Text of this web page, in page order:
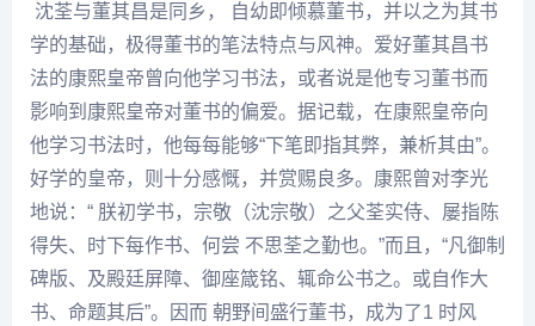
沈荃与董其昌是同乡， 自幼即倾慕董书，并以之为其书
学的基础，极得董书的笔法特点与风神。爱好董其昌书
法的康熙皇帝曾向他学习书法，或者说是他专习董书而
影响到康熙皇帝对董书的偏爱。据记载，在康熙皇帝向
他学习书法时，他每每能够“下笔即指其弊，兼析其由”。
好学的皇帝，则十分感慨，并赏赐良多。康熙曾对李光
地说：“ 朕初学书，宗敬（沈宗敬）之父荃实侍、屡指陈
得失、时下每作书、何尝 不思荃之勤也。”而且，“凡御制
碑版、及殿廷屏障、御座箴铭、辄命公书之。或自作大
书、命题其后”。因而 朝野间盛行董书，成为了1 时风